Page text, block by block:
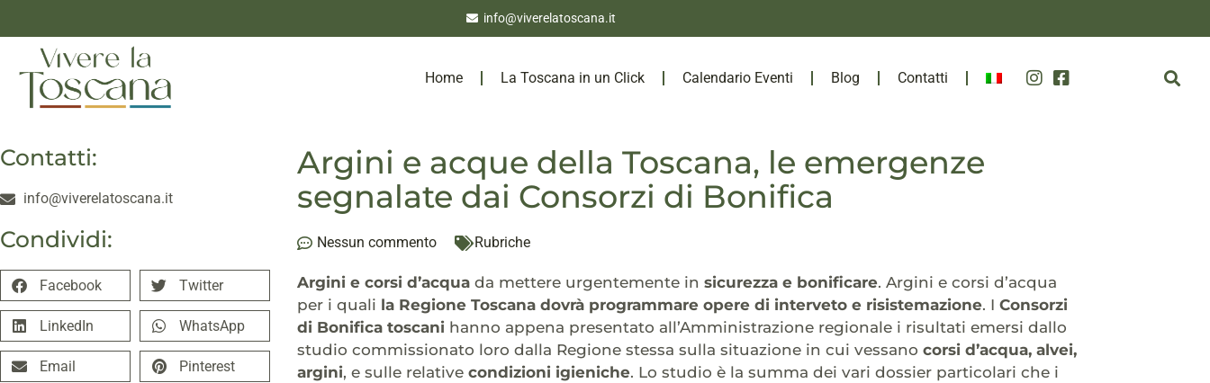
info@viverelatoscana.it
Home La Toscana in un Click Calendario Eventi Blog Contatti
Contatti:
info@viverelatoscana.it
Condividi:
Facebook Twitter
LinkedIn WhatsApp
Email Pinterest
Argini e acque della Toscana, le emergenze
segnalate dai Consorzi di Bonifica
Nessun commento Rubriche
Argini e corsi d’acqua da mettere urgentemente in sicurezza e bonificare. Argini e corsi d’acqua
per i quali la Regione Toscana dovrà programmare opere di interveto e risistemazione. I Consorzi
di Bonifica toscani hanno appena presentato all’Amministrazione regionale i risultati emersi dallo
studio commissionato loro dalla Regione stessa sulla situazione in cui vessano corsi d’acqua, alvei,
argini, e sulle relative condizioni igieniche. Lo studio è la summa dei vari dossier particolari che i